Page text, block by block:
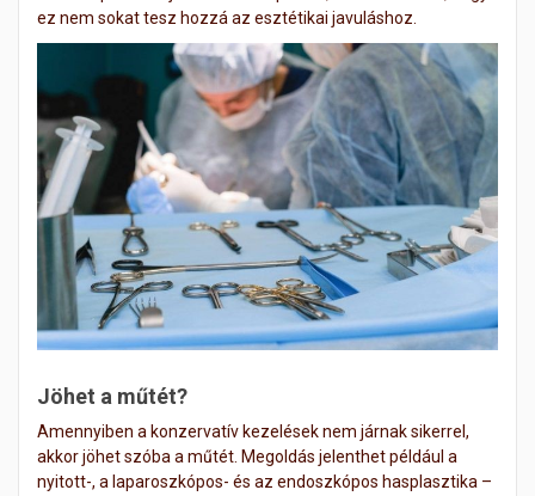
ez nem sokat tesz hozzá az esztétikai javuláshoz.
Jöhet a műtét?
Amennyiben a konzervatív kezelések nem járnak sikerrel,
akkor jöhet szóba a műtét. Megoldás jelenthet például a
nyitott-, a laparoszkópos- és az endoszkópos hasplasztika –